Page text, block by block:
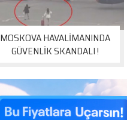
MOSKOVA HAVALİMANINDA
GÜVENLİK SKANDALI !